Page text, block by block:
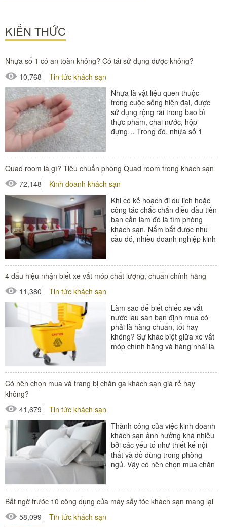
KIẾN THỨC
Nhựa số 1 có an toàn không? Có tái sử dụng được không?
10,768
Tin tức khách sạn
Nhựa là vật liệu quen thuộc
trong cuộc sống hiện đại, được
sử dụng rộng rãi trong bao bì
thực phẩm, chai nước, hộp
đựng… Trong đó, nhựa số 1
Quad room là gì? Tiêu chuẩn phòng Quad room trong khách sạn
72,148
Kinh doanh khách sạn
Khi có kế hoạch đi du lịch hoặc
công tác chắc chắn điều đầu tiên
bạn cần làm đó là tìm phòng
khách sạn. Nắm bắt được nhu
cầu đó, nhiều doanh nghiệp kinh
#thiết bị buồng phòng
#thiết bị phòng tắm
4 dấu hiệu nhận biết xe vắt móp chất lượng, chuẩn chính hãng
11,380
Tin tức khách sạn
Làm sao để biết chiếc xe vắt
nước lau sàn bạn định mua có
phải là hàng chuẩn, tốt hay
không? Sự khác biệt giữa xe vắt
móp chính hãng và hàng nhái là
#xe dọn vệ sinh
Có nên chọn mua và trang bị chăn ga khách sạn giá rẻ hay
không?
41,679
Tin tức khách sạn
Thành công của việc kinh doanh
khách sạn ảnh hưởng khá nhiều
bởi các yếu tố như thiết kế nội
thất và đồ dùng trong phòng
ngủ. Vậy có nên chọn mua chăn
#chăn ga gối khách sạn
Bất ngờ trước 10 công dụng của máy sấy tóc khách sạn mang lại
58,099
Tin tức khách sạn